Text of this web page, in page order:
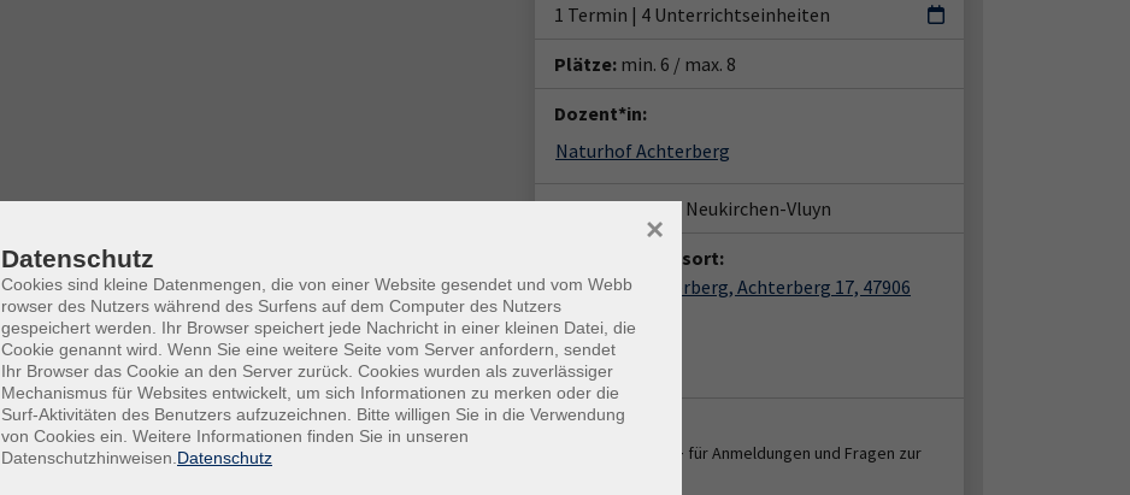
1 Termin | 4 Unterrichtseinheiten
Plätze: min. 6 / max. 8
Dozent*in:
Naturhof Achterberg
Geschäftsstelle Neukirchen-Vluyn
Veranstaltungsort:
Naturhof Achterberg, Achterberg 17, 47906
Kempen
Achterberg 17
47906 Kempen
Kontakt:
Kundenservice - für Anmeldungen und Fragen zur
Datenschutz
Cookies sind kleine Datenmengen, die von einer Website gesendet und vom Webb
rowser des Nutzers während des Surfens auf dem Computer des Nutzers
gespeichert werden. Ihr Browser speichert jede Nachricht in einer kleinen Datei, die
Cookie genannt wird. Wenn Sie eine weitere Seite vom Server anfordern, sendet
Ihr Browser das Cookie an den Server zurück. Cookies wurden als zuverlässiger
Mechanismus für Websites entwickelt, um sich Informationen zu merken oder die
Surf-Aktivitäten des Benutzers aufzuzeichnen. Bitte willigen Sie in die Verwendung
von Cookies ein. Weitere Informationen finden Sie in unseren
Datenschutzhinweisen. Datenschutz
×